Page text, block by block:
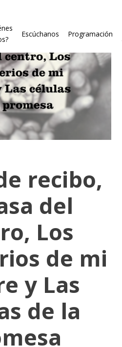
Escúchanos Programación
recibo,
del
Los
de mi
y Las
de la